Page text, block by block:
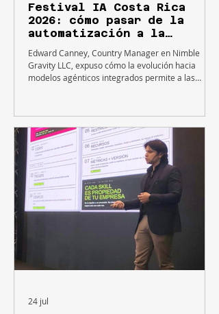
Festival IA Costa Rica
2026: cómo pasar de la
automatización a la
transformación de procesos
end-to-end con IA agéntica
Edward Canney, Country Manager en Nimble
Gravity LLC, expuso cómo la evolución hacia
modelos agénticos integrados permite a las
proceso completo en lugar de esfuerzos aislados.
En la actualidad, la mayoría de las empresas
operan con un ecosistema fragmentado de
soluciones: automatizaciones robóticas de
procesos (RPA), tableros de control (dashboards)
aislados y modelos de datos departamental
24 jul